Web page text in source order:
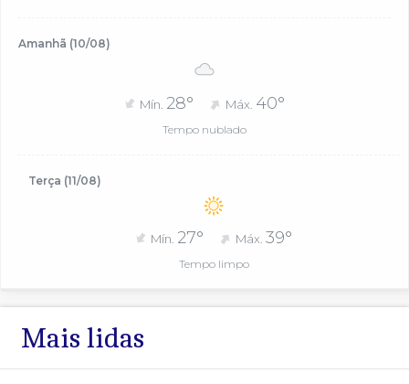
Amanhã (10/08)
Mín. 28° Máx. 40°
Tempo nublado
Terça (11/08)
Mín. 27° Máx.39°
Tempo limpo
Mais lidas